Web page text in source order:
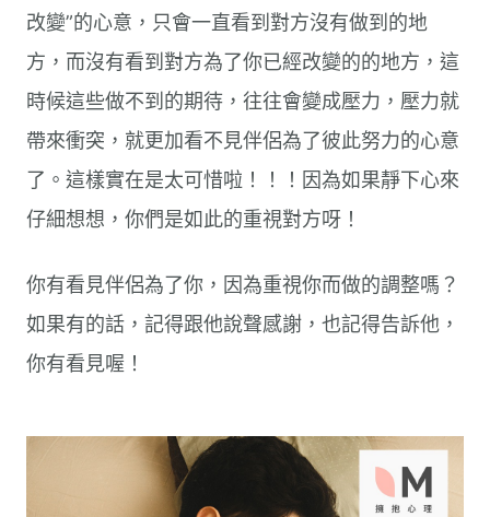
改變”的心意，只會一直看到對方沒有做到的地
方，而沒有看到對方為了你已經改變的的地方，這
時候這些做不到的期待，往往會變成壓力，壓力就
帶來衝突，就更加看不見伴侶為了彼此努力的心意
了。這樣實在是太可惜啦！！！因為如果靜下心來
仔細想想，你們是如此的重視對方呀！
你有看見伴侶為了你，因為重視你而做的調整嗎？
如果有的話，記得跟他說聲感謝，也記得告訴他，
你有看見喔！